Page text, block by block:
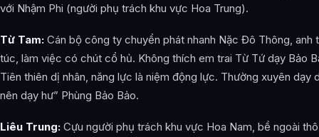
với Nhậm Phi (người phụ trách khu vực Hoa Trung).
Từ Tam: Cán bộ công ty chuyển phát nhanh Nặc Đô Thông, anh
túc, làm việc có chút cổ hủ. Không thích em trai Từ Tứ dạy Bảo
Tiên thiên dị nhân, năng lực là niệm động lực. Thường xuyên dạy
nên dạy hư” Phùng Bảo Bảo.
Liêu Trung: Cựu người phụ trách khu vực Hoa Nam, bề ngoài